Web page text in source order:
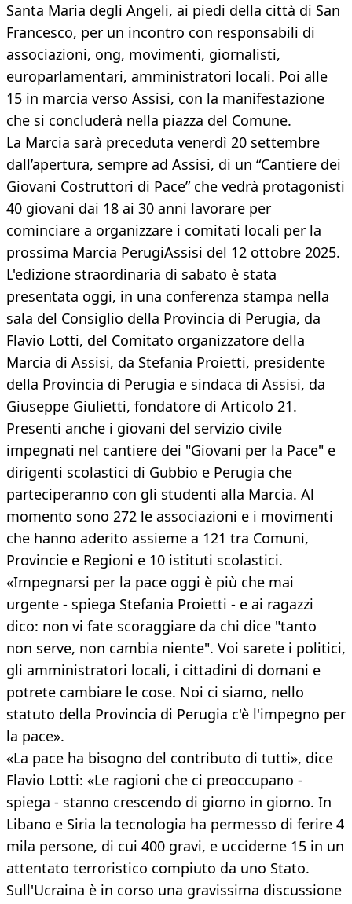
Santa Maria degli Angeli, ai piedi della città di San
Francesco, per un incontro con responsabili di
associazioni, ong, movimenti, giornalisti,
europarlamentari, amministratori locali. Poi alle
15 in marcia verso Assisi, con la manifestazione
che si concluderà nella piazza del Comune.
La Marcia sarà preceduta venerdì 20 settembre
dall’apertura, sempre ad Assisi, di un “Cantiere dei
Giovani Costruttori di Pace” che vedrà protagonisti
40 giovani dai 18 ai 30 anni lavorare per
cominciare a organizzare i comitati locali per la
prossima Marcia PerugiAssisi del 12 ottobre 2025.
L'edizione straordinaria di sabato è stata
presentata oggi, in una conferenza stampa nella
sala del Consiglio della Provincia di Perugia, da
Flavio Lotti, del Comitato organizzatore della
Marcia di Assisi, da Stefania Proietti, presidente
della Provincia di Perugia e sindaca di Assisi, da
Giuseppe Giulietti, fondatore di Articolo 21.
Presenti anche i giovani del servizio civile
impegnati nel cantiere dei "Giovani per la Pace" e
dirigenti scolastici di Gubbio e Perugia che
parteciperanno con gli studenti alla Marcia. Al
momento sono 272 le associazioni e i movimenti
che hanno aderito assieme a 121 tra Comuni,
Provincie e Regioni e 10 istituti scolastici.
«Impegnarsi per la pace oggi è più che mai
urgente - spiega Stefania Proietti - e ai ragazzi
dico: non vi fate scoraggiare da chi dice "tanto
non serve, non cambia niente". Voi sarete i politici,
gli amministratori locali, i cittadini di domani e
potrete cambiare le cose. Noi ci siamo, nello
statuto della Provincia di Perugia c'è l'impegno per
la pace».
«La pace ha bisogno del contributo di tutti», dice
Flavio Lotti: «Le ragioni che ci preoccupano -
spiega - stanno crescendo di giorno in giorno. In
Libano e Siria la tecnologia ha permesso di ferire 4
mila persone, di cui 400 gravi, e ucciderne 15 in un
attentato terroristico compiuto da uno Stato.
Sull'Ucraina è in corso una gravissima discussione